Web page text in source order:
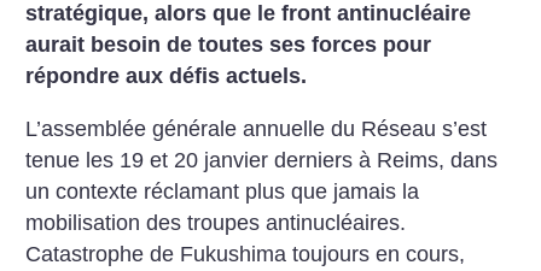
stratégique, alors que le front antinucléaire
aurait besoin de toutes ses forces pour
répondre aux défis actuels.
L’assemblée générale annuelle du Réseau s’est
tenue les 19 et 20 janvier derniers à Reims, dans
un contexte réclamant plus que jamais la
mobilisation des troupes antinucléaires.
Catastrophe de Fukushima toujours en cours,